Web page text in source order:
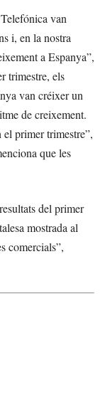
van
i, en la nostra
a Espanya”,
trimestre, els
van créixer un
de creixement.
el primer trimestre”,
que les
del primer
mostrada al
comercials”,